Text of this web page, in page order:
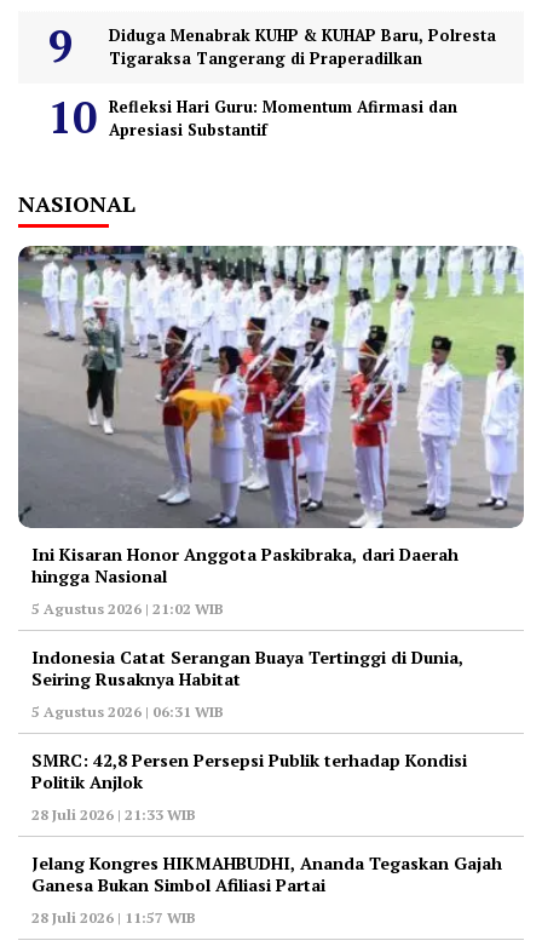
Diduga Menabrak KUHP & KUHAP Baru, Polresta
Tigaraksa Tangerang di Praperadilkan
Refleksi Hari Guru: Momentum Afirmasi dan
Apresiasi Substantif
NASIONAL
Ini Kisaran Honor Anggota Paskibraka, dari Daerah
hingga Nasional
5 Agustus 2026 | 21:02 WIB
Indonesia Catat Serangan Buaya Tertinggi di Dunia,
Seiring Rusaknya Habitat
5 Agustus 2026 | 06:31 WIB
‎SMRC: 42,8 Persen Persepsi Publik terhadap Kondisi
Politik Anjlok
28 Juli 2026 | 21:33 WIB
‎Jelang Kongres HIKMAHBUDHI, Ananda Tegaskan Gajah
Ganesa Bukan Simbol Afiliasi Partai
28 Juli 2026 | 11:57 WIB